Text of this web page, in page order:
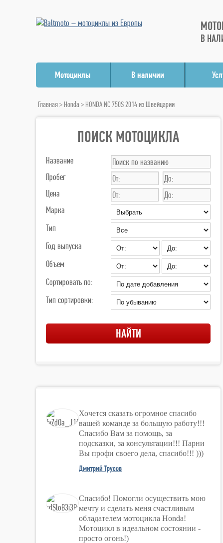
В
Мотоциклы В наличии
Главная> Honda > HONDA NC 750S 2014 из Швейцарии
ПОИСК МОТОЦИКЛА
Название
Пробег
Цена
Марка
Тип
Год выпуска
Объем
Сортировать по:
Тип сортировки:
Хочется сказать огромное спасибо
вашей команде за большую работу!!!
Спасибо Вам за помощь, за
подсказки, за консультации!!! Парни
Вы профи своего дела, спасибо!!! )))
Дмитрий Трусов
Спасибо! Помогли осуществить мою
мечту и сделать меня счастливым
обладателем мотоцикла Honda!
Мотоцикл в идеальном состоянии -
просто огонь!)